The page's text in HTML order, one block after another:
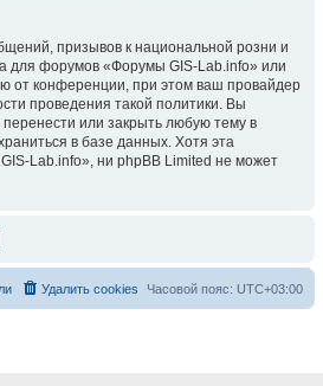
призывов к национальной розни и
для форумов «Форумы GIS-Lab.info» или
от конференции, при этом ваш провайдер
проведения такой политики. Вы
или закрыть любую тему в
в базе данных. Хотя эта
Lab.info», ни phpBB Limited не может
Часовой пояс: UTC+03:00
Удалить cookies